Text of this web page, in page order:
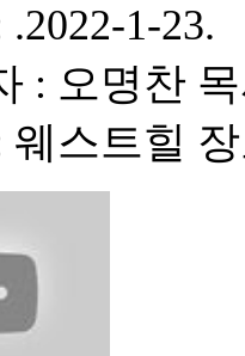
1-23.
: 오명찬
웨스트힐 장